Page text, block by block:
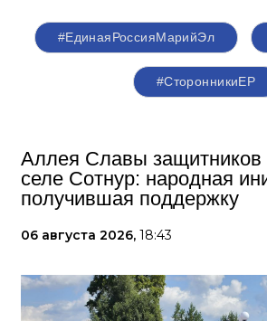
#ЕдинаяРоссияМарийЭл
#СторонникиЕР
Аллея Славы защитников
селе Сотнур: народная
получившая поддержку
06 августа 2026, 18:43